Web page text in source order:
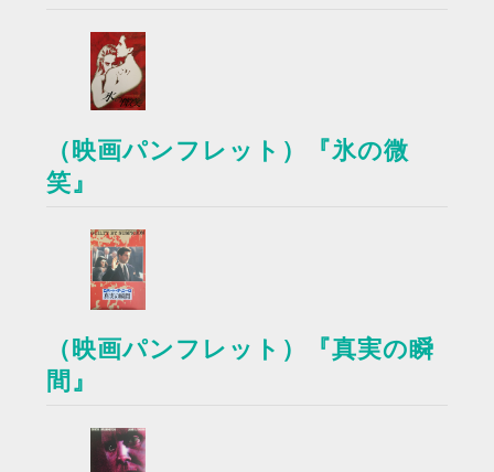
（映画パンフレット）『氷の微
笑』
（映画パンフレット）『真実の瞬
間』